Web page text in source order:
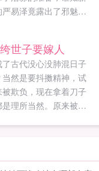
易泽竟露出了邪魅的
阅读，秦怡严易泽无
读体验...
世子要嫁人
古代没心没肺混日子
然是要抖擞精神，试
欺负，现在拿着刀子
理所当然。原来被看
马，冲锋陷阵，震慑
声好一个英雄少年。